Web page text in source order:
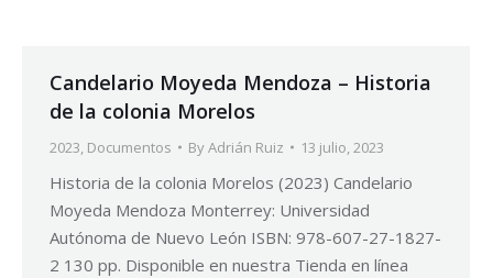
Candelario Moyeda Mendoza – Historia
de la colonia Morelos
2023 Documentos ByAdrián Ruiz 13 julio, 2023
Historia de la colonia Morelos (2023) Candelario
Moyeda Mendoza Monterrey: Universidad
Autónoma de Nuevo León ISBN: 978-607-27-1827-
2 130 pp. Disponible en nuestra Tienda en línea